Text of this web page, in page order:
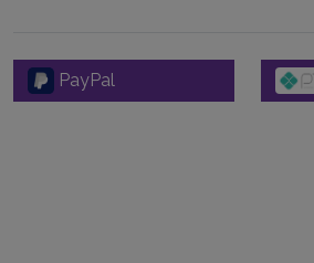
PayPal